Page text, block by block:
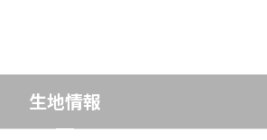
生地情報